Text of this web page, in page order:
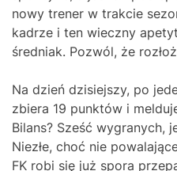
nowy trener w trakcie
kadrze i ten wieczny
średniak. Pozwól, że
Na dzień dzisiejszy, po
zbiera 19 punktów i
Bilans? Sześć wygranych,
Niezłe, choć nie
FK robi się już spora